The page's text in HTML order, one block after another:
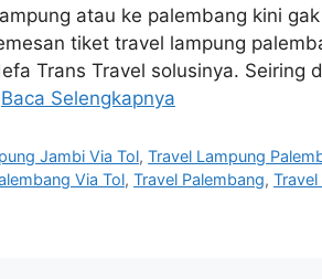
atau ke palembang kini
tiket travel lampung
Trans Travel solusinya. Seiring
Baca Selengkapnya
Jambi Via Tol,Travel Lampung
Via Tol, Travel Palembang,